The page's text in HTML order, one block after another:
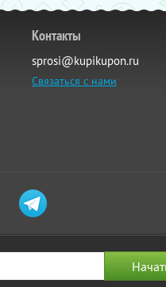
Контакты
sprosi@kupikupon.ru
Связаться с нами